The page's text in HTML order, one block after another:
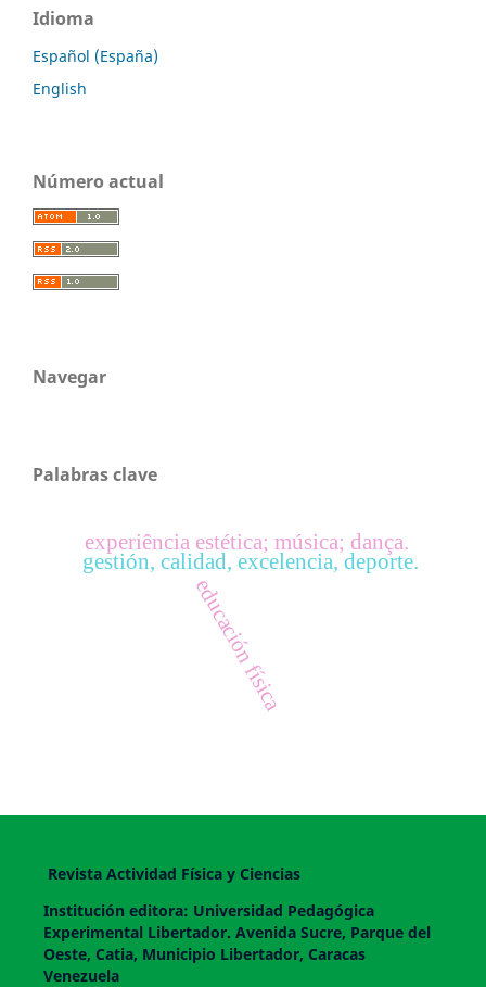
Idioma
Español (España)
English
Número actual
Navegar
Palabras clave
educación física
gestión, calidad, excelencia, deporte.
experiência estética; música; dança.
Revista Actividad Física y Ciencias
Institución editora: Universidad Pedagógica
Experimental Libertador. Avenida Sucre, Parque del
Oeste, Catia, Municipio Libertador, Caracas
Venezuela